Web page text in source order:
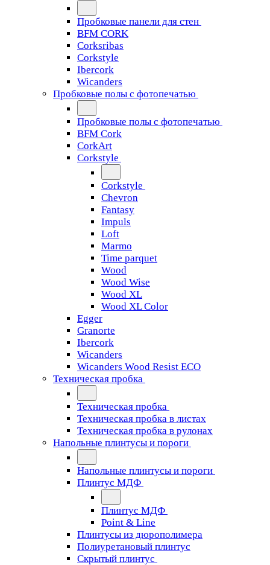
Пробковые панели для стен
BFM CORK
Corksribas
Corkstyle
Ibercork
Wicanders
Пробковые полы с фотопечатью
Пробковые полы с фотопечатью
BFM Cork
CorkArt
Corkstyle
Corkstyle
Chevron
Fantasy
Impuls
Loft
Marmo
Time parquet
Wood
Wood Wise
Wood XL
Wood XL Color
Egger
Granorte
Ibercork
Wicanders
Wicanders Wood Resist ECO
Техническая пробка
Техническая пробка
Техническая пробка в листах
Техническая пробка в рулонах
Напольные плинтусы и пороги
Напольные плинтусы и пороги
Плинтус МДФ
Плинтус МДФ
Point & Line
Плинтусы из дюрополимера
Полиуретановый плинтус
Скрытый плинтус